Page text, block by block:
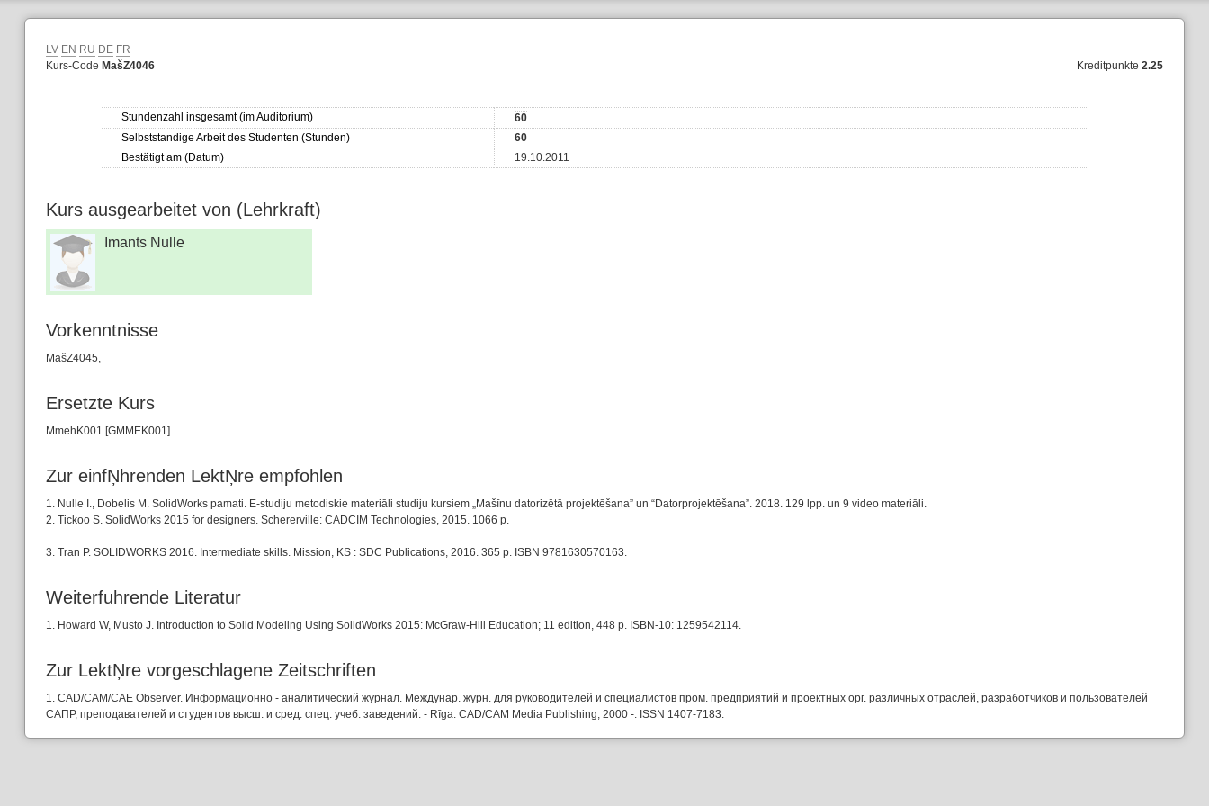
LV EN RU DE FR
Kurs-Code MašZ4046 Kreditpunkte2.25
Stundenzahl insgesamt (im Auditorium)
60
Selbststandige Arbeit des Studenten (Stunden)
60
Bestätigt am (Datum)
19.10.2011
Kurs ausgearbeitet von (Lehrkraft)
Imants Nulle
Vorkenntnisse
MašZ4045,
Ersetzte Kurs
MmehK001 [GMMEK001]
Zur einfŅhrenden LektŅre empfohlen
1. Nulle I., Dobelis M. SolidWorks pamati. E-studiju metodiskie materiāli studiju kursiem „Mašīnu datorizētā projektēšana” un “Datorprojektēšana”. 2018. 129 lpp. un 9 video materiāli.
2. Tickoo S. SolidWorks 2015 for designers. Schererville: CADCIM Technologies, 2015. 1066 p.
3. Tran P. SOLIDWORKS 2016. Intermediate skills. Mission, KS : SDC Publications, 2016. 365 p. ISBN 9781630570163.
Weiterfuhrende Literatur
1. Howard W, Musto J. Introduction to Solid Modeling Using SolidWorks 2015: McGraw-Hill Education; 11 edition, 448 p. ISBN-10: 1259542114.
Zur LektŅre vorgeschlagene Zeitschriften
1. CAD/CAM/CAE Observer. Информационно - аналитический журнал. Междунар. журн. для руководителей и специалистов пром. предприятий и проектных орг. различных отраслей, разработчиков и пользователей
САПР, преподавателей и студентов высш. и сред. спец. учеб. заведений. - Rīga: CAD/CAM Media Publishing, 2000 -. ISSN 1407-7183.